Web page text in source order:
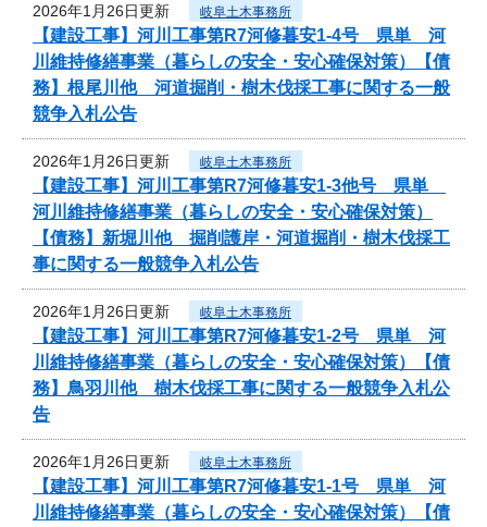
2026年1月26日更新 岐阜土木事務所
【建設工事】河川工事第R7河修暮安1-4号 県単 河
川維持修繕事業（暮らしの安全・安心確保対策）【債
務】根尾川他 河道掘削・樹木伐採工事に関する一般
競争入札公告
2026年1月26日更新 岐阜土木事務所
【建設工事】河川工事第R7河修暮安1-3他号 県単
河川維持修繕事業（暮らしの安全・安心確保対策）
【債務】新堀川他 掘削護岸・河道掘削・樹木伐採工
事に関する一般競争入札公告
2026年1月26日更新 岐阜土木事務所
【建設工事】河川工事第R7河修暮安1-2号 県単 河
川維持修繕事業（暮らしの安全・安心確保対策）【債
務】鳥羽川他 樹木伐採工事に関する一般競争入札公
告
2026年1月26日更新 岐阜土木事務所
【建設工事】河川工事第R7河修暮安1-1号 県単 河
川維持修繕事業（暮らしの安全・安心確保対策）【債